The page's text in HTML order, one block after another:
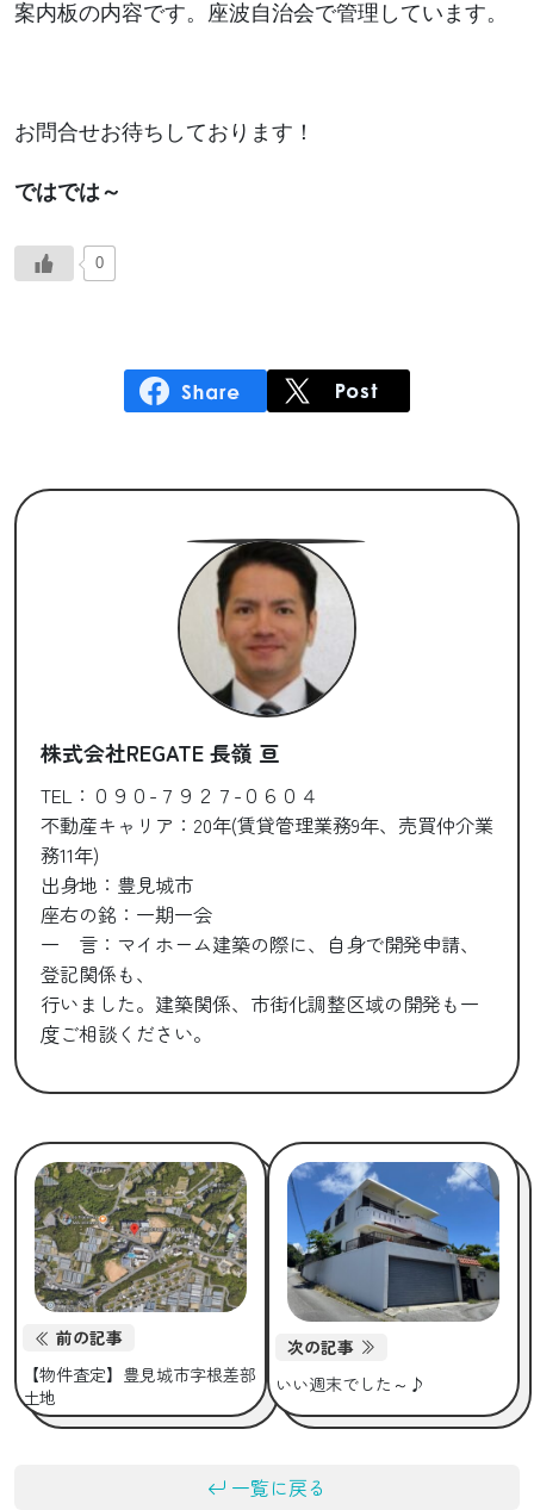
案内板の内容です。座波自治会で管理しています。
お問合せお待ちしております！
ではでは～
0
株式会社REGATE 長嶺 亘
TEL：０９０-７９２７-０６０４
不動産キャリア：20年(賃貸管理業務9年、売買仲介業
務11年)
出身地：豊見城市
座右の銘：一期一会
一 言：マイホーム建築の際に、自身で開発申請、
登記関係も、
行いました。建築関係、市街化調整区域の開発も一
度ご相談ください。
前の記事
【物件査定】豊見城市字根差部
土地
次の記事
いい週末でした～♪
一覧に戻る